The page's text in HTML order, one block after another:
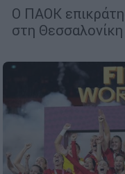
Ο ΠΑΟΚ
στη Θεσσαλονίκη